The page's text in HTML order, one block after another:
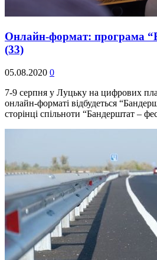
Онлайн-формат: програма
(33)
05.08.2020 0
7-9 серпня у Луцьку на цифрових
онлайн-форматі відбудеться
сторінці спільноти “Бандерштат –